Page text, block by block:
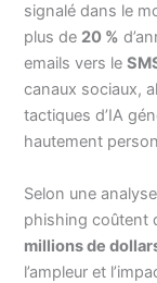
signalé dans le
plus de 20 %
emails vers le
canaux sociaux,
tactiques d’IA
hautement
Selon une
phishing coûtent
millions de
l’ampleur et